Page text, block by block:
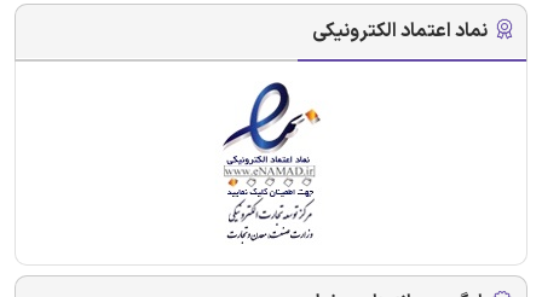
نماد اعتماد الکترونیکی